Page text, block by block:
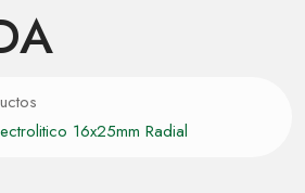
16x25mm Radial